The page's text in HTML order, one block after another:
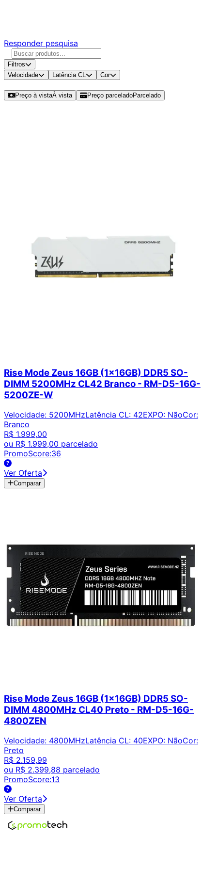
Responder pesquisa
Filtros
Velocidade
Latência CL Cor
Preço à vistaÀ vista Preço parceladoParcelado
Rise Mode Zeus 16GB (1x16GB) DDR5 SO-
DIMM 5200MHz CL42 Branco - RM-D5-16G-
5200ZE-W
Velocidade: 5200MHzLatência CL: 42EXPO: NãoCor:
Branco
R$ 1.999,00
ou R$ 1.999,00 parcelado
PromoScore:36
Ver Oferta
Comparar
Rise Mode Zeus 16GB (1x16GB) DDR5 SO-
DIMM 4800MHz CL40 Preto - RM-D5-16G-
4800ZEN
Velocidade: 4800MHzLatência CL: 40EXPO: NãoCor:
Preto
R$ 2.159,99
ou R$ 2.399,88 parcelado
PromoScore:13
Ver Oferta
Comparar